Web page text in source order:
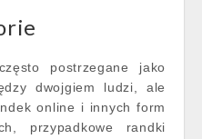
postrzegane jako
dwojgiem ludzi, ale
online i innych form
przypadkowe randki